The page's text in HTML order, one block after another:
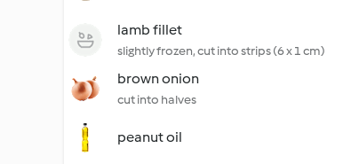
lamb fillet
slightly frozen, cut into strips (6 x 1 cm)
brown onion
cut into halves
peanut oil